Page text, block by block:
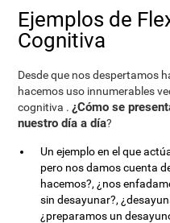
Ejemplos de
Cognitiva
Desde que nos despertamos
hacemos uso innumerables
cognitiva . ¿Cómo se
nuestro día a día?
Un ejemplo en el que
pero nos damos cuenta
hacemos?, ¿nos
sin desayunar?,
¿preparamos un